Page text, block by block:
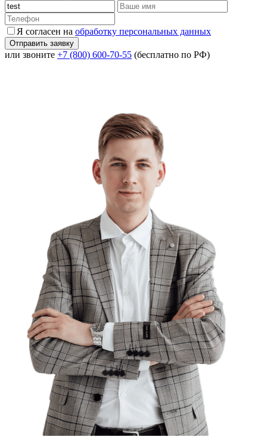
Я согласен на обработку персональных данных
или звоните +7 (800) 600-70-55 (бесплатно по РФ)